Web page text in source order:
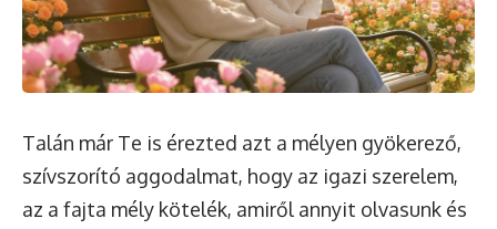
Talán már Te is érezted azt a mélyen gyökerező,
szívszorító aggodalmat, hogy az igazi szerelem,
az a fajta mély kötelék, amiről annyit olvasunk és